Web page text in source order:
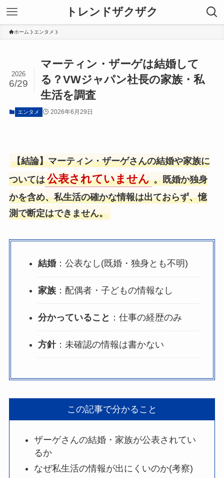
トレンドザクザク
ホーム エンタメ
マーティン・ザーゲは結婚して
る？VWジャパン社長の家族・私
生活を調査
2026
6/29
エンタメ 2026年6月29日
【結論】マーティン・ザーゲさんの結婚や家族に
ついては 公表されていません 。既婚か独身
かを含め、私生活の確かな情報は出ておらず、憶
測で断定はできません。
結婚：公表なし(既婚・独身とも不明)
家族：配偶者・子どもの情報なし
分かっていること ：仕事の経歴のみ
方針：未確認の情報は書かない
この記事で分かること
ザーゲさんの結婚・家族が公表されてい
るか
なぜ私生活の情報が出にくいのか(考察)